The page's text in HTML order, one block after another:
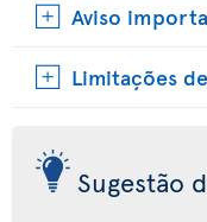
Aviso
Limitações
Sugestão